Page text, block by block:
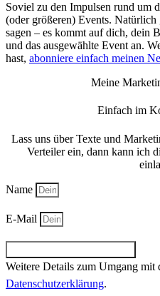
Soviel zu den Impulsen rund um
(oder größeren) Events.
sagen – es kommt auf dich, dein
und das ausgewählte Event an.
hast, abonniere einfach meinen
Meine
Einfach im
Lass uns über Texte und
Verteiler ein, dann kann ich
Name
E-Mail
Weitere Details zum Umgang mit
Daten­schutz­erklärung.